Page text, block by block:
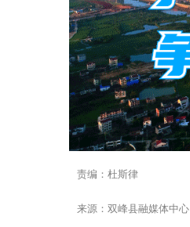
责编：杜斯律
来源：双峰县融媒体中心